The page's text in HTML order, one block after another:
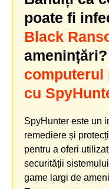
poate fi
Black
amenințări?
computerul
cu
SpyHunter este un
remediere și
pentru a oferi
securității
game largi de